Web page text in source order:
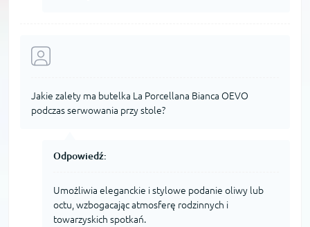
Jakie zalety ma butelka La Porcellana Bianca OEVO
podczas serwowania przy stole?
Odpowiedź:
Umożliwia eleganckie i stylowe podanie oliwy lub
octu, wzbogacając atmosferę rodzinnych i
towarzyskich spotkań.